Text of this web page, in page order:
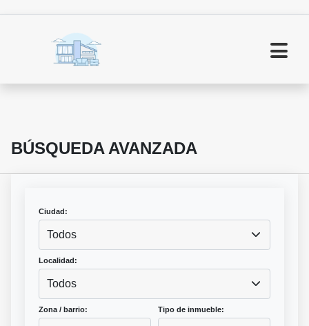
BÚSQUEDA AVANZADA
Ciudad:
Todos
Localidad:
Todos
Zona / barrio: Tipo de inmueble: